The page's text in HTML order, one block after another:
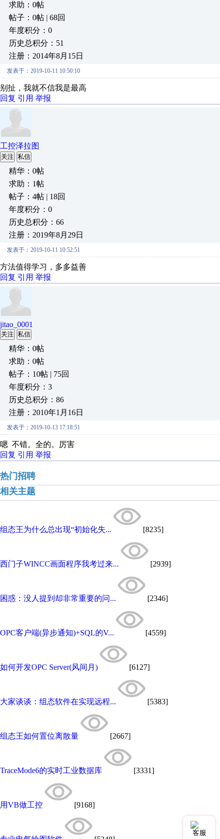
求助：0帖
帖子：0帖 | 68回
年度积分：0
历史总积分：51
注册：2014年8月15日
发表于：2019-10-11 10:50:10
别扯，我就不信我是最高
回复 引用 举报
工控泽拉图
关注 私信
精华：0帖
求助：1帖
帖子：4帖 | 18回
年度积分：0
历史总积分：66
注册：2019年8月29日
发表于：2019-10-11 10:52:51
方法值得学习，多多益善
回复 引用 举报
jitao_0001
关注 私信
精华：0帖
求助：0帖
帖子：10帖 | 75回
年度积分：3
历史总积分：86
注册：2010年1月16日
发表于：2019-10-13 17:18:51
嗯 不错。全的。厉害
回复 引用 举报
热门招聘
相关主题
组态王为什么总出现“初始化失... [8235]
西门子WINCC画面程序我考过来... [2939]
困惑：没人提到却非常重要的问... [2346]
OPC客户端(异步通知)+SQL的V... [4559]
如何开发OPC Server(风间月) [6127]
大家谈谈：组态软件在实现远程... [5383]
组态王如何置位离散量 [2667]
TraceMode6的实时工业数据库 [3331]
用VB做工控 [9168]
客服